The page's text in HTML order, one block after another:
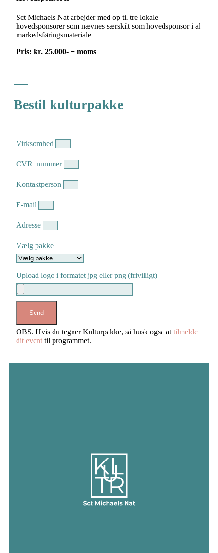
Sct Michaels Nat arbejder med op til tre lokale
hovedsponsorer som nævnes særskilt som hovedsponsor i al
markedsføringsmateriale.
Pris: kr. 25.000- + moms
Bestil kulturpakke
Virksomhed
CVR. nummer
Kontaktperson
E-mail
Adresse
Vælg pakke
Upload logo i formatet jpg eller png (frivilligt)
Send
OBS. Hvis du tegner Kulturpakke, så husk også at tilmelde
dit event til programmet.